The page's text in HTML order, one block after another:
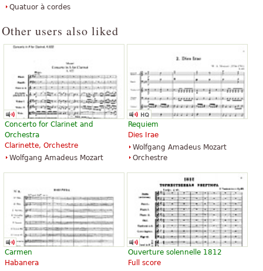
Quatuor à cordes
Other users also liked
Concerto for Clarinet and
Orchestra
Clarinette, Orchestre
Wolfgang Amadeus Mozart
Requiem
Dies Irae
Wolfgang Amadeus Mozart
Orchestre
Carmen
Habanera
Ouverture solennelle 1812
Full score